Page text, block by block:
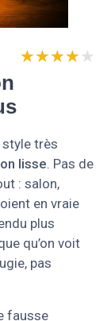
★★★★★
★★★★★
très
lisse. Pas de
: salon,
en vraie
plus
qu’on voit
pas
fausse